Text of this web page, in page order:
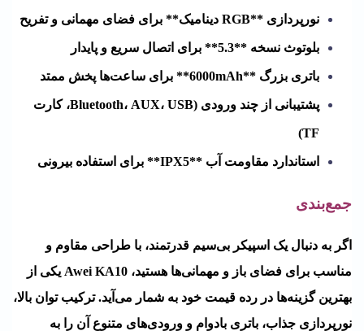
نورپردازی **RGB دینامیک** برای فضای مهمانی و تفریح
بلوتوث نسخه **5.3** برای اتصال سریع و پایدار
باتری بزرگ **6000mAh** برای ساعت‌ها پخش ممتد
پشتیبانی از چند ورودی (Bluetooth، AUX، USB، کارت
TF)
استاندارد مقاومت آب **IPX5** برای استفاده بیرونی
جمع‌بندی
اگر به دنبال یک اسپیکر بی‌سیم قدرتمند، با طراحی مقاوم و
مناسب برای فضای باز و مهمانی‌ها هستید، Awei KA10 یکی از
بهترین گزینه‌ها در رده قیمت خود به شمار می‌آید. ترکیب توان بالا،
نورپردازی جذاب، باتری بادوام و ورودی‌های متنوع آن را به